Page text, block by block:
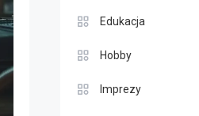
Edukacja
Hobby
Imprezy